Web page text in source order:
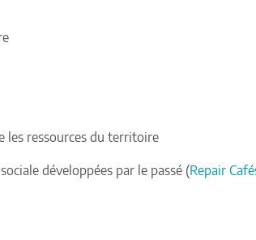
les ressources du territoire
développées par le passé (Repair
film !
revient cet été en